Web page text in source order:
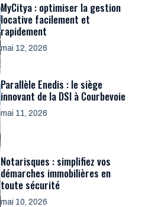
MyCitya : optimiser la gestion
locative facilement et
rapidement
mai 12, 2026
Parallèle Enedis : le siège
innovant de la DSI à Courbevoie
mai 11, 2026
Notarisques : simplifiez vos
démarches immobilières en
toute sécurité
mai 10, 2026